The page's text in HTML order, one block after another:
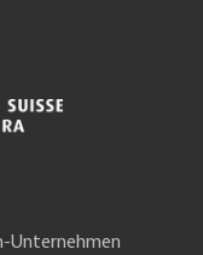
Unternehmen